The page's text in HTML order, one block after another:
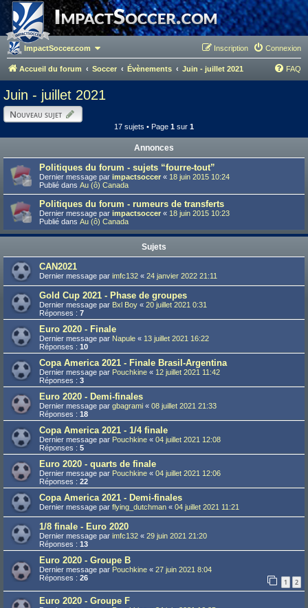
ImpactSoccer.com Connexion
Inscription
Accueil du forum Soccer Évènements Juin - juillet 2021 FAQ
Juin - juillet 2021
Nouveau sujet
17 sujets • Page 1 sur 1
Annonces
Politiques du forum - sujets “fourre-tout”
Dernier message par impactsoccer « 18 juin 2015 10:24
Publié dans Au (ô) Canada
Politiques du forum - rumeurs de transferts
Dernier message par impactsoccer « 18 juin 2015 10:23
Publié dans Au (ô) Canada
Sujets
CAN2021
Dernier message par imfc132 « 24 janvier 2022 21:11
Gold Cup 2021 - Phase de groupes
Dernier message par Bxl Boy « 20 juillet 2021 0:31
Réponses : 7
Euro 2020 - Finale
Dernier message par Napule « 13 juillet 2021 16:22
Réponses : 10
Copa America 2021 - Finale Brasil-Argentina
Dernier message par Pouchkine « 12 juillet 2021 11:42
Réponses : 3
Euro 2020 - Demi-finales
Dernier message par gbagrami « 08 juillet 2021 21:33
Réponses : 18
Copa America 2021 - 1/4 finale
Dernier message par Pouchkine « 04 juillet 2021 12:08
Réponses : 5
Euro 2020 - quarts de finale
Dernier message par Pouchkine « 04 juillet 2021 12:06
Réponses : 22
Copa America 2021 - Demi-finales
Dernier message par flying_dutchman « 04 juillet 2021 11:21
1/8 finale - Euro 2020
Dernier message par imfc132 « 29 juin 2021 21:20
Réponses : 13
Euro 2020 - Groupe B
Dernier message par Pouchkine « 27 juin 2021 8:04
Réponses : 26 1 2
Euro 2020 - Groupe F